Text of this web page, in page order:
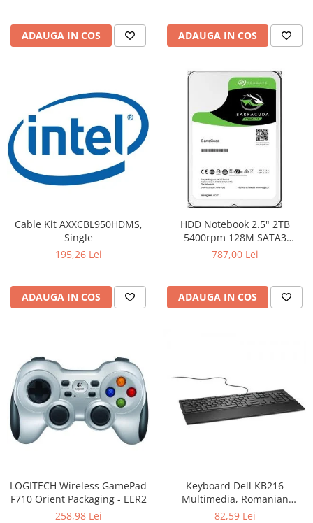
ADAUGA IN COS ADAUGA IN COS
Cable Kit AXXCBL950HDMS,
Single
195,26 Lei
ADAUGA IN COS
HDD Notebook 2.5" 2TB
5400rpm 128M SATA3
SEAGATE
787,00 Lei
ADAUGA IN COS
LOGITECH Wireless GamePad
F710 Orient Packaging - EER2
258,98 Lei
Keyboard Dell KB216
Multimedia, Romanian
(QWERTZ), Black
82,59 Lei